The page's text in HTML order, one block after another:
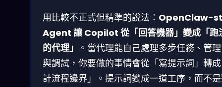
用比較不正式但精準的說法： OpenClaw-
Agent 讓 Copilot 從「回答機器」變成「跑
的代理」
。當代理能自己處理多步任務、管
與調試，你要做的事情會從「寫提示詞」轉
計流程邊界」。提示詞變成一道工序，而不